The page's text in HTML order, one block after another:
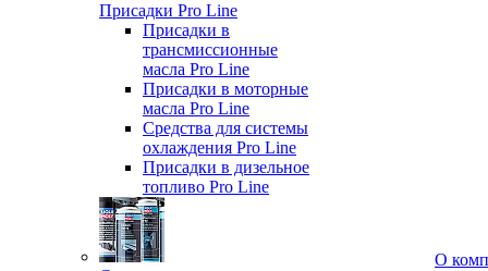
Присадки Pro Line
Присадки в
трансмиссионные
масла Pro Line
Присадки в моторные
масла Pro Line
Средства для системы
охлаждения Pro Line
Присадки в дизельное
топливо Pro Line
О